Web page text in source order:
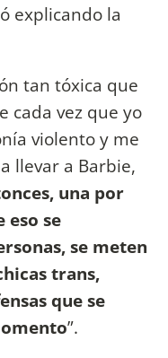
explicando la
tan tóxica que
cada vez que yo
violento y me
llevar a Barbie,
una por
eso se
se meten
trans,
que se
”.